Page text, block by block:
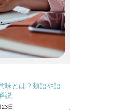
味とは？類語や語
説
23日